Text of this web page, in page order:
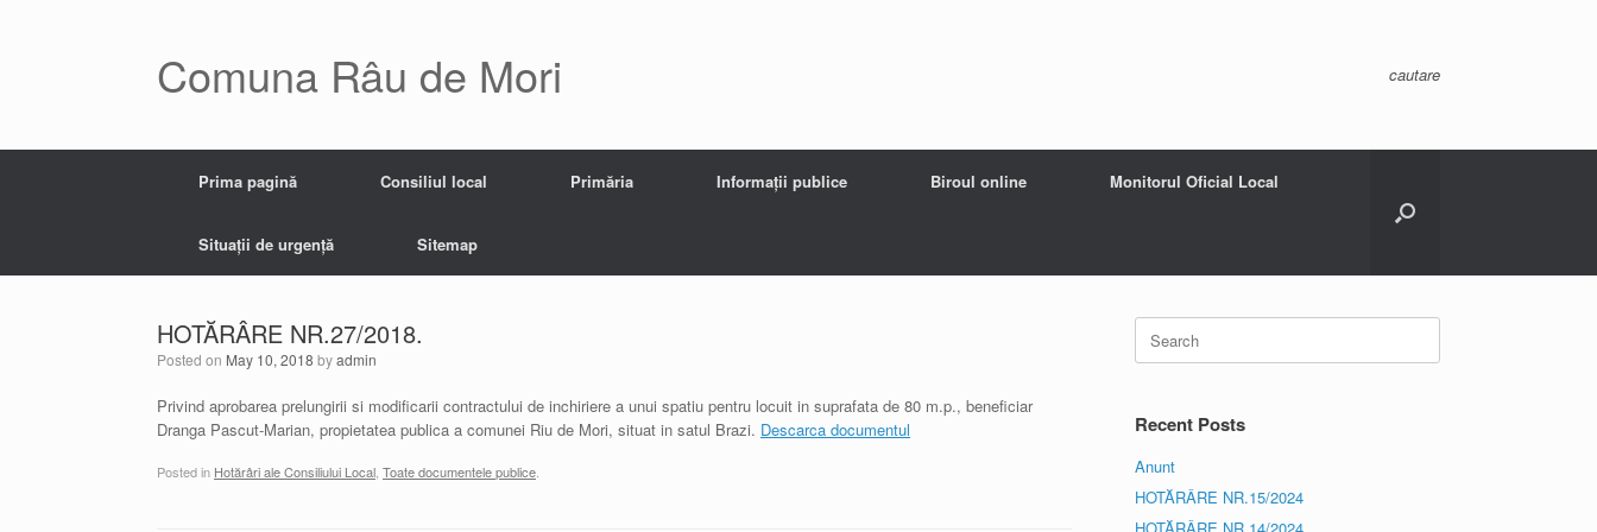
Comuna Râu de Mori cautare
Prima pagină Consiliul local Primăria Informații publice Biroul online Monitorul Oficial Local
Situații de urgență Sitemap
HOTĂRÂRE NR.27/2018.
Posted on May 10, 2018 byadmin
Privind aprobarea prelungirii si modificarii contractului de inchiriere a unui spatiu pentru locuit in suprafata de 80 m.p., beneficiar
Dranga Pascut-Marian, propietatea publica a comunei Riu de Mori, situat in satul Brazi. Descarca documentul
Posted in Hotărâri ale Consiliului Local Toate documentele publice
Search
for:
Recent Posts
Anunt
HOTĂRÂRE NR.15/2024